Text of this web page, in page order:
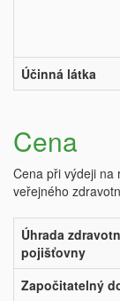
Účinná látka
Cena
Cena při výdeji na
veřejného
Úhrada
pojišťovny
Započitatelný